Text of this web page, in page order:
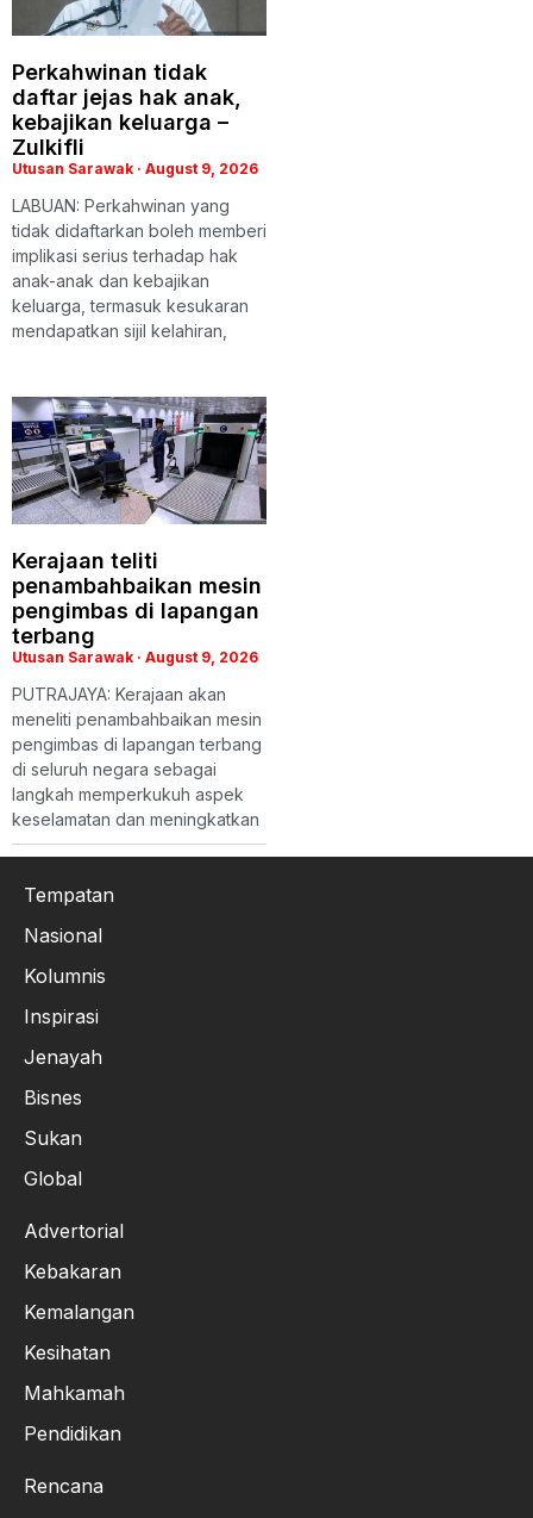
Perkahwinan tidak
daftar jejas hak anak,
kebajikan keluarga –
Zulkifli
Utusan Sarawak August 9, 2026
LABUAN: Perkahwinan yang
tidak didaftarkan boleh memberi
implikasi serius terhadap hak
anak-anak dan kebajikan
keluarga, termasuk kesukaran
mendapatkan sijil kelahiran,
Kerajaan teliti
penambahbaikan mesin
pengimbas di lapangan
terbang
Utusan Sarawak August 9, 2026
PUTRAJAYA: Kerajaan akan
meneliti penambahbaikan mesin
pengimbas di lapangan terbang
di seluruh negara sebagai
langkah memperkukuh aspek
keselamatan dan meningkatkan
Tempatan
Nasional
Kolumnis
Inspirasi
Jenayah
Bisnes
Sukan
Global
Advertorial
Kebakaran
Kemalangan
Kesihatan
Mahkamah
Pendidikan
Rencana